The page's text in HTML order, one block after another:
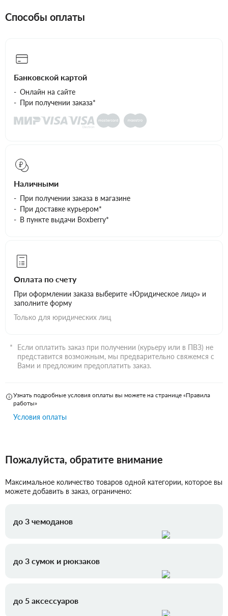
Способы оплаты
Банковской картой
Онлайн на сайте
При получении заказа*
Наличными
При получении заказа в магазине
При доставке курьером*
В пункте выдачи Boxberry*
Оплата по счету
При оформлении заказа выберите «Юридическое лицо» и
заполните форму
Только для юридических лиц
Если оплатить заказ при получении (курьеру или в ПВЗ) не
представится возможным, мы предварительно свяжемся с
Вами и предложим предоплатить заказ.
Узнать подробные условия оплаты вы можете на странице «Правила
работы»
Условия оплаты
Пожалуйста, обратите внимание
Максимальное количество товаров одной категории, которое вы
можете добавить в заказ, ограничено:
до 3 чемоданов
до 3 сумок и рюкзаков
до 5 аксессуаров